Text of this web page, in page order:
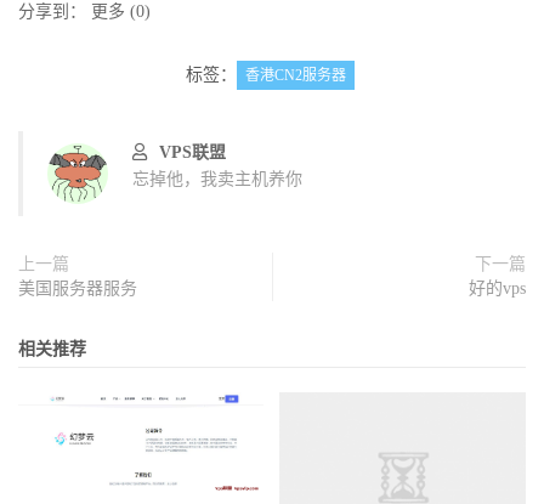
分享到： 更多 (0)
标签： 香港CN2服务器
VPS联盟
忘掉他，我卖主机养你
上一篇
美国服务器服务
下一篇
好的vps
相关推荐